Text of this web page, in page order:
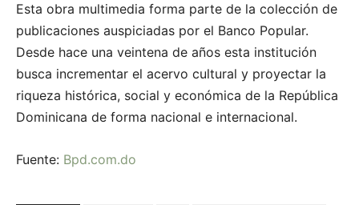
Esta obra multimedia forma parte de la colección de
publicaciones auspiciadas por el Banco Popular.
Desde hace una veintena de años esta institución
busca incrementar el acervo cultural y proyectar la
riqueza histórica, social y económica de la República
Dominicana de forma nacional e internacional.
Fuente: Bpd.com.do